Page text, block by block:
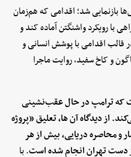
بازنمایی شد؛ اقدامی که هم‌زمان
با رویکرد واشنگتن آماده کند و
قالب اقدامی با پوشش انسانی و
و کاخ سفید، روایت ماجرا
که ترامپ در حال عقب‌نشینی
از دیدگاه آن ها، تعلیق «پروژه
و محاصره دریایی، بیش از هر
دست تهران انجام شده است. با